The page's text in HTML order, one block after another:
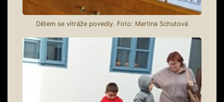
Dětem se vitráže povedly. Foto: Martina Schutová